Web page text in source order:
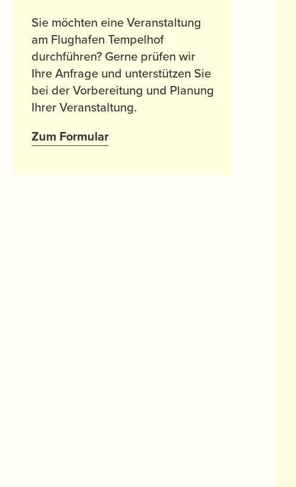
Sie möchten eine Veranstaltung
am Flughafen Tempelhof
durchführen? Gerne prüfen wir
Ihre Anfrage und unterstützen Sie
bei der Vorbereitung und Planung
Ihrer Veranstaltung.
Zum Formular